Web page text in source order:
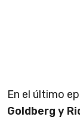
En el último
Goldberg y